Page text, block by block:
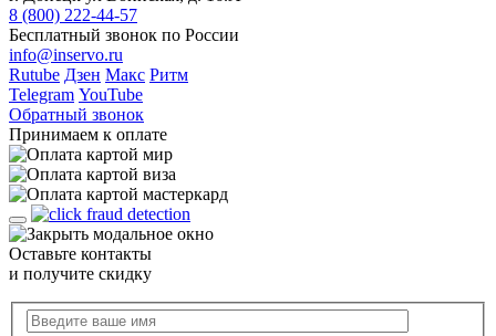
8 (800) 222-44-57
Бесплатный звонок по России
info@inservo.ru
Rutube Дзен Макс Ритм
Telegram YouTube
Обратный звонок
Принимаем к оплате
Оставьте контакты
и получите скидку